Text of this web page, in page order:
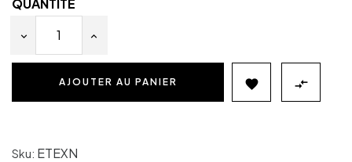
AJOUTER AU PANIER  
Sku: ETEXN